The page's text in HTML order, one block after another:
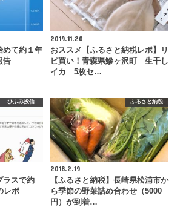
めて約１年
告
2019.11.20
おススメ【ふるさと納税レポ】リ
ピ買い！青森県鰺ヶ沢町 生干し
イカ 5枚セ…
ひふみ投信
ラスで約
レポ
ふるさと納税
2018.2.19
【ふるさと納税】長崎県松浦市か
ら季節の野菜詰め合わせ（5000
円）が到着…